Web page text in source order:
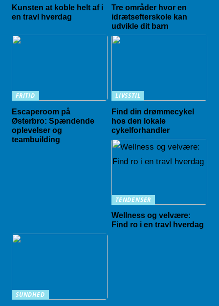
Kunsten at koble helt af i
en travl hverdag
Tre områder hvor en
idrætsefterskole kan
udvikle dit barn
FRITID
Escaperoom på
Østerbro: Spændende
oplevelser og
teambuilding
LIVSSTIL
Find din drømmecykel
hos den lokale
cykelforhandler
TENDENSER
Wellness og velvære:
Find ro i en travl hverdag
SUNDHED